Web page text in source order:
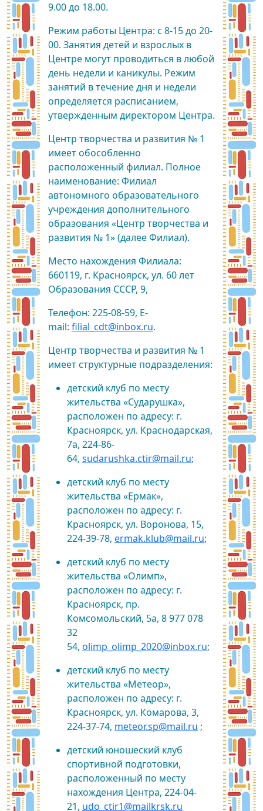
9.00 до 18.00.
Режим работы Центра: с 8-15 до 20-
00. Занятия детей и взрослых в
Центре могут проводиться в любой
день недели и каникулы. Режим
занятий в течение дня и недели
определяется расписанием,
утвержденным директором Центра.
Центр творчества и развития № 1
имеет обособленно
расположенный филиал. Полное
наименование: Филиал
автономного образовательного
учреждения дополнительного
образования «Центр творчества и
развития № 1» (далее Филиал).
Место нахождения Филиала:
660119, г. Красноярск, ул. 60 лет
Образования СССР, 9,
Телефон: 225-08-59, E-
mail: filial_cdt@inbox.ru.
Центр творчества и развития № 1
имеет структурные подразделения:
детский клуб по месту
жительства «Сударушка»,
расположен по адресу: г.
Красноярск, ул. Краснодарская,
7а, 224-86-
64, sudarushka.ctir@mail.ru;
детский клуб по месту
жительства «Ермак»,
расположен по адресу: г.
Красноярск, ул. Воронова, 15,
224-39-78, ermak.klub@mail.ru;
детский клуб по месту
жительства «Олимп»,
расположен по адресу: г.
Красноярск, пр.
Комсомольский, 5а, 8 977 078
32
54, olimp_olimp_2020@inbox.ru;
детский клуб по месту
жительства «Метеор»,
расположен по адресу: г.
Красноярск, ул. Комарова, 3,
224-37-74, meteor.sp@mail.ru ;
детский юношеский клуб
спортивной подготовки,
расположенный по месту
нахождения Центра, 224-04-
21, udo_ctir1@mailkrsk.ru